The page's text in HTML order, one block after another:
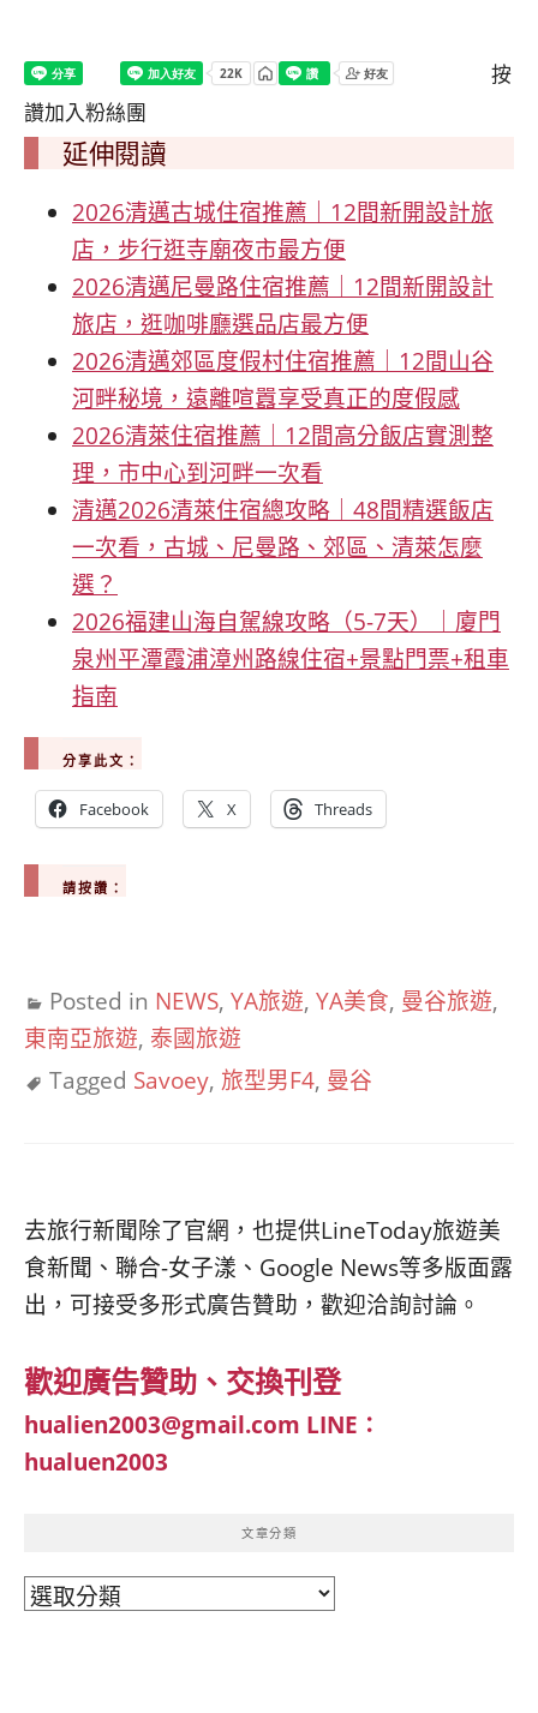
按
讚加入粉絲團
延伸閱讀
2026清邁古城住宿推薦｜12間新開設計旅
店，步行逛寺廟夜市最方便
2026清邁尼曼路住宿推薦｜12間新開設計
旅店，逛咖啡廳選品店最方便
2026清邁郊區度假村住宿推薦｜12間山谷
河畔秘境，遠離喧囂享受真正的度假感
2026清萊住宿推薦｜12間高分飯店實測整
理，市中心到河畔一次看
清邁2026清萊住宿總攻略｜48間精選飯店
一次看，古城、尼曼路、郊區、清萊怎麼
選？
2026福建山海自駕線攻略（5-7天）｜廈門
泉州平潭霞浦漳州路線住宿+景點門票+租車
指南
分享此文：
Facebook X Threads
請按讚：
Posted in NEWS, YA旅遊, YA美食, 曼谷旅遊,
東南亞旅遊, 泰國旅遊
Tagged Savoey, 旅型男F4, 曼谷
去旅行新聞除了官網，也提供LineToday旅遊美
食新聞、聯合-女子漾、Google News等多版面露
出，可接受多形式廣告贊助，歡迎洽詢討論。
歡迎廣告贊助、交換刊登
hualien2003@gmail.com LINE：
hualuen2003
文章分類
文